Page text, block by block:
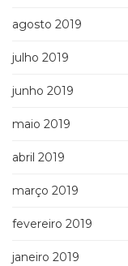
agosto 2019
julho 2019
junho 2019
maio 2019
abril 2019
março 2019
fevereiro 2019
janeiro 2019